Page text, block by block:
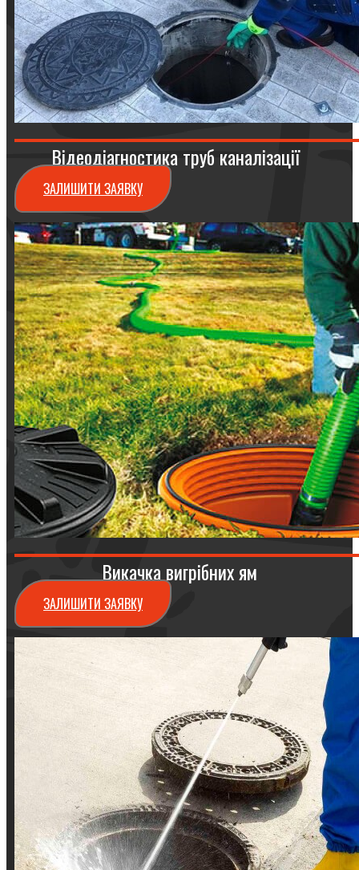
Відеодіагностика труб каналізації
ЗАЛИШИТИ ЗАЯВКУ
Викачка вигрібних ям
ЗАЛИШИТИ ЗАЯВКУ